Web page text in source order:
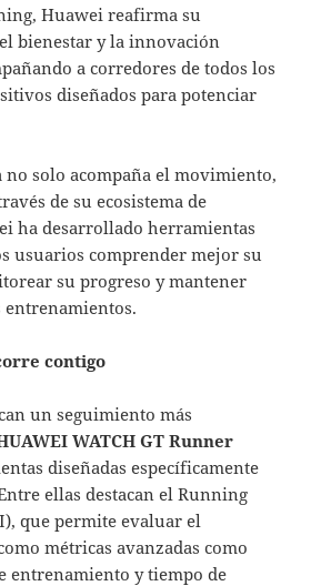
Huawei reafirma su
bienestar y la innovación
a corredores de todos los
diseñados para potenciar
no solo acompaña el movimiento,
de su ecosistema de
ha desarrollado herramientas
usuarios comprender mejor su
su progreso y mantener
entrenamientos.
contigo
un seguimiento más
WATCH GT Runner
diseñadas específicamente
ellas destacan el Running
que permite evaluar el
métricas avanzadas como
entrenamiento y tiempo de